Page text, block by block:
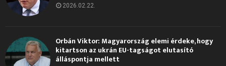
2026.02.22.
Orbán Viktor: Magyarország elemi érdeke, hogy
kitartson az ukrán EU-tagságot elutasító
álláspontja mellett